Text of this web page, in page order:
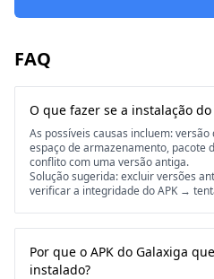
FAQ
O que fazer se a instalação
As possíveis causas incluem:
espaço de armazenamento, pacote
conflito com uma versão antiga.
Solução sugerida: excluir versões
verificar a integridade do APK →
Por que o APK do Galaxiga
instalado?